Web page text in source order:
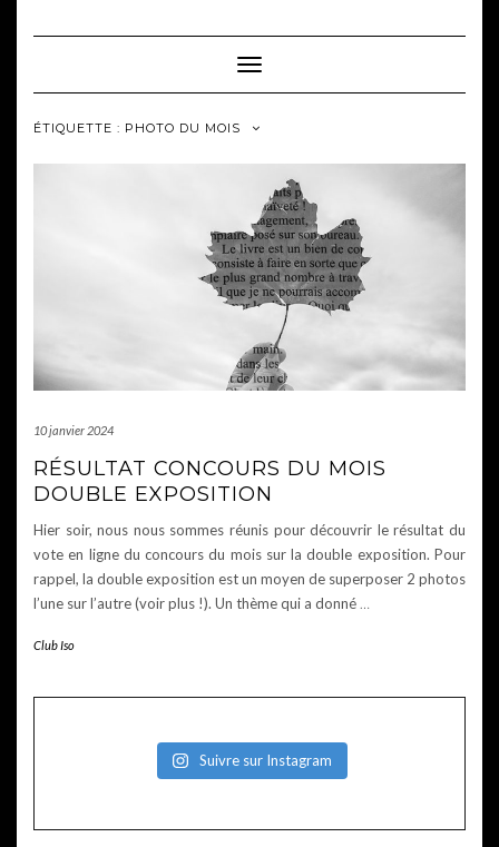
Toggle Navigation
ÉTIQUETTE : PHOTO DU MOIS
10 janvier 2024
RÉSULTAT CONCOURS DU MOIS
DOUBLE EXPOSITION
Hier soir, nous nous sommes réunis pour découvrir le résultat du
vote en ligne du concours du mois sur la double exposition. Pour
rappel, la double exposition est un moyen de superposer 2 photos
l’une sur l’autre (voir plus !). Un thème qui a donné…
Club Iso
Suivre sur Instagram